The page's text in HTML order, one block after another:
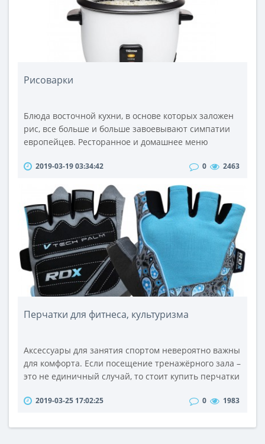
Рисоварки
Блюда восточной кухни, в основе которых заложен
рис, все больше и больше завоевывают симпатии
европейцев. Ресторанное и домашнее меню
татарской кухни, японские суши и т.д. Для
используют электрические рисоварки. С помощью
этого устройства вы не приготовите рис быстрее, но
значительно упростите процесс — вам не пр..
2019-03-19 03:34:42 0 2463
Перчатки для фитнеса, культуризма
Аксессуары для занятия спортом невероятно важны
для комфорта. Если посещение тренажёрного зала –
это не единичный случай, то стоит купить перчатки
защитят кожу рук от всего, с чем они соприкасаются
гантели, гири и т.д. Конечно, можно взять это всё и
2019-03-25 17:02:25 0 1983